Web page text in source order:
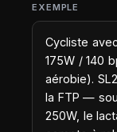
EXEMPLE
Cycliste
175W / 140
aérobie).
la FTP —
250W, le